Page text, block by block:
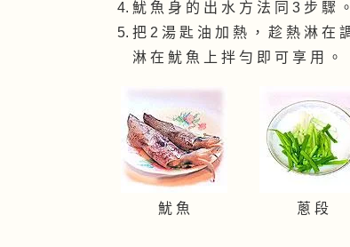
魷 魚 身 的 出 水 方 法 同 3 步 驟 。
把 2 湯 匙 油 加 熱 ， 趁 熱 淋 在
淋 在 魷 魚 上 拌 勻 即 可 享 用 。
魷 魚 蔥 段